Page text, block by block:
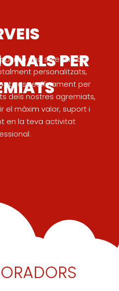
PER
una selecció de
personalitzats,
específicament per
dels nostres agremiats,
el màxim valor, suport i
en la teva activitat